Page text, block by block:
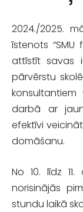
2024./2025.
īstenots “SMU
attīstītsavas
pārvērstu
konsultantiem
darbā ar
efektīvi
domāšanu.
No 10. līdz
norisinājās
stundu laikā